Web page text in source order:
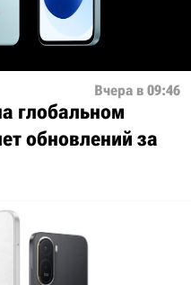
Вчера в 09:46
глобальном
обновлений за